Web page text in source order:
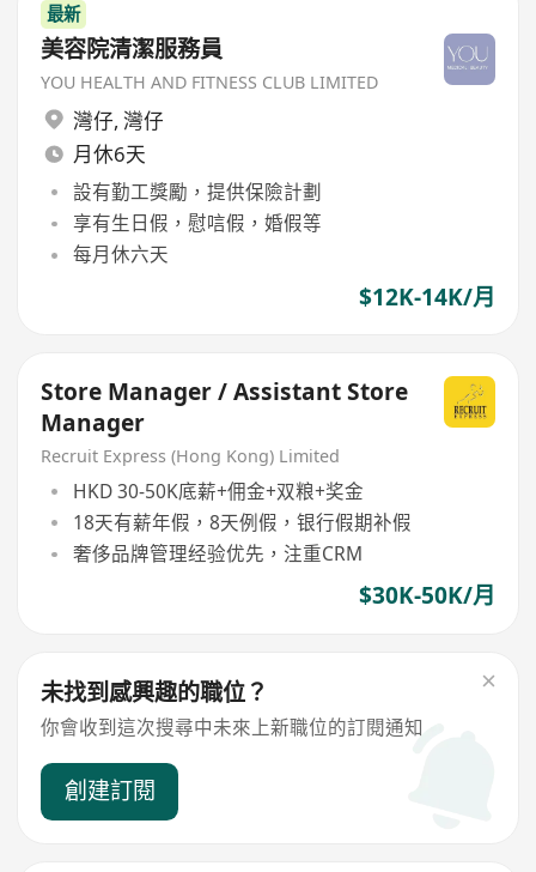
最新
美容院清潔服務員
YOU HEALTH AND FITNESS CLUB LIMITED
灣仔, 灣仔
月休6天
設有勤工獎勵，提供保險計劃
享有生日假，慰唁假，婚假等
每月休六天
$12K-14K/月
Store Manager / Assistant Store
Manager
Recruit Express (Hong Kong) Limited
HKD 30-50K底薪+佣金+双粮+奖金
18天有薪年假，8天例假，银行假期补假
奢侈品牌管理经验优先，注重CRM
$30K-50K/月
未找到感興趣的職位？
你會收到這次搜尋中未來上新職位的訂閱通知
創建訂閱